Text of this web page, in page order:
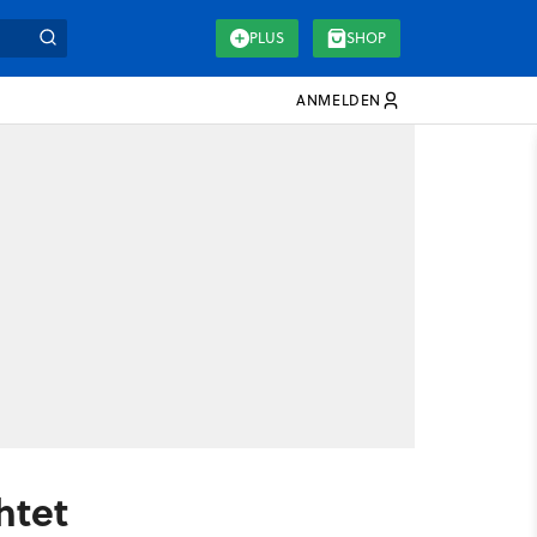
PLUS SHOP
ANMELDEN